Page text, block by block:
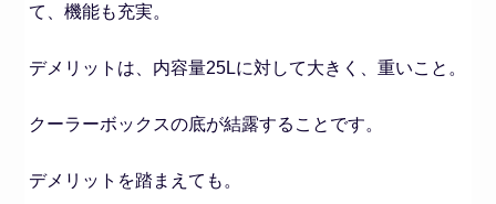
て、機能も充実。
デメリットは、内容量25Lに対して大きく、重いこと。
クーラーボックスの底が結露することです。
デメリットを踏まえても。